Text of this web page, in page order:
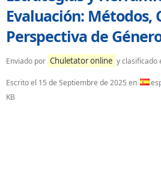
Evaluación: Métodos,
Perspectiva de
Enviado por Chuletator online y clasificado
Escrito el 15 de Septiembre de 2025 en
KB